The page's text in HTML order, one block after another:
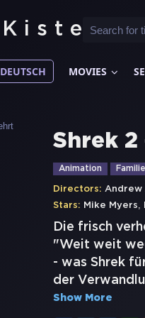
Kiste
DEUTSCH MOVIES
Shrek
Animation Familie
Directors: Andrew
Stars: Mike Myers,
Die frisch
"Weit weit
- was Shrek
der
Show More